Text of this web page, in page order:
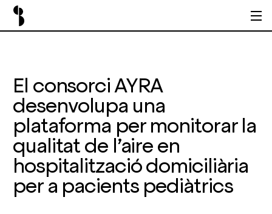
El consorci AYRA
desenvolupa una
plataforma per monitorar la
qualitat de l’aire en
hospitalització domiciliària
per a pacients pediàtrics